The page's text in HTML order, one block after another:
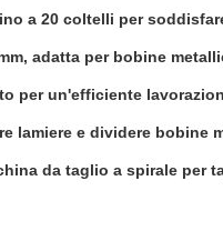
a 20 coltelli per
adatta per bobine
per un'efficiente
lamiere e dividere bobine
da taglio a spirale per